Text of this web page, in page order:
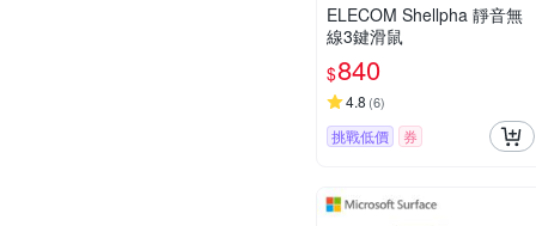
ELECOM Shellpha 靜音無
線3鍵滑鼠
$840
4.8 (6)
挑戰低價 券